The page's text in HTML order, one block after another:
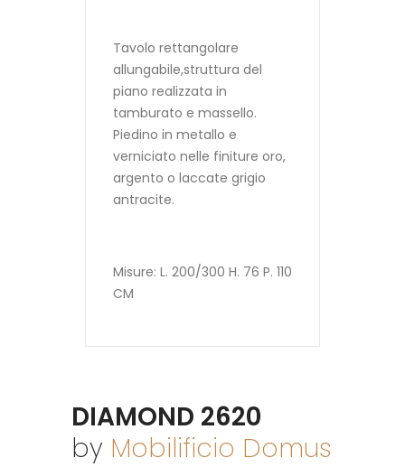
Tavolo rettangolare
allungabile,struttura del
piano realizzata in
tamburato e massello.
Piedino in metallo e
verniciato nelle finiture oro,
argento o laccate grigio
antracite.
Misure: L. 200/300 H. 76 P. 110
CM
DIAMOND 2620
by Mobilificio Domus